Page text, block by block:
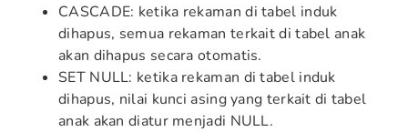
CASCADE: ketika rekaman di tabel induk
dihapus, semua rekaman terkait di tabel anak
akan dihapus secara otomatis.
SET NULL: ketika rekaman di tabel induk
dihapus, nilai kunci asing yang terkait di tabel
anak akan diatur menjadi NULL.